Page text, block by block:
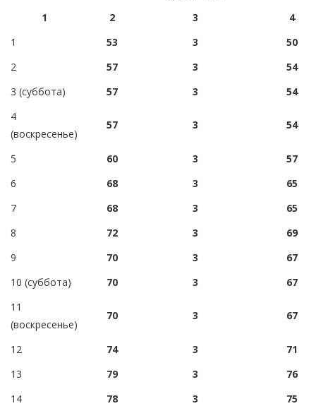
1 2 3
4
1
53 3
50
2
57 3
54
3 (суббота)
57 3
54
4
(воскресенье)
57 3 54
5 60 3
57
6
68 3
65
7
68 3
65
8
72 3
69
9
70 3
67
10 (суббота)
70 3
67
11
(воскресенье)
70 3 67
12 74 3
71
13
79 3
76
14
78 3
75